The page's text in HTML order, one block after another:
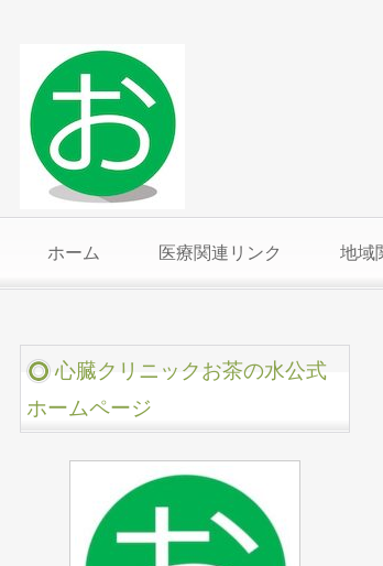
ホーム 医療関連リンク 地域
心臓クリニックお茶の水公式
ホームページ